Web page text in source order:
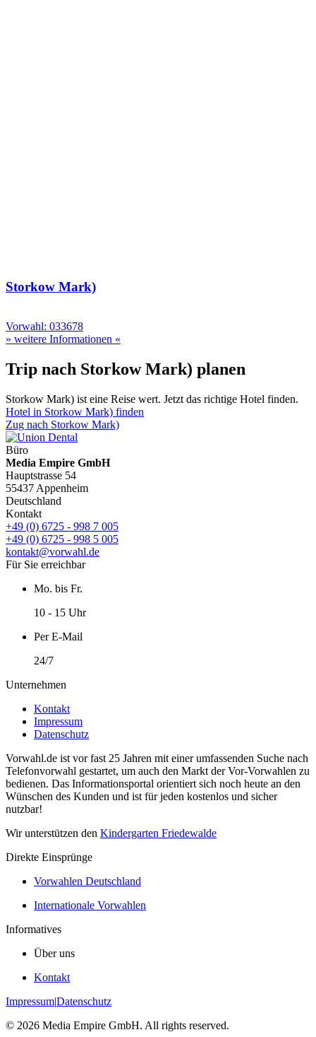
Storkow Mark)
Vorwahl: 033678
» weitere Informationen «
Trip nach Storkow Mark) planen
Storkow Mark) ist eine Reise wert. Jetzt das richtige Hotel finden.
Hotel in Storkow Mark) finden
Zug nach Storkow Mark)
Büro
Media Empire GmbH
Hauptstrasse 54
55437 Appenheim
Deutschland
Kontakt
+49 (0) 6725 - 998 7 005
+49 (0) 6725 - 998 5 005
kontakt@vorwahl.de
Für Sie erreichbar
Mo. bis Fr.
10 - 15 Uhr
Per E-Mail
24/7
Unternehmen
Kontakt
Impressum
Datenschutz
Vorwahl.de ist vor fast 25 Jahren mit einer umfassenden Suche nach
Telefonvorwahl gestartet, um auch den Markt der Vor-Vorwahlen zu
bedienen. Das Informationsportal orientiert sich noch heute an den
Wünschen des Kunden und ist für jeden kostenlos und sicher
nutzbar!
Wir unterstützen den Kindergarten Friedewalde
Direkte Einsprünge
Vorwahlen Deutschland
Internationale Vorwahlen
Informatives
Über uns
Kontakt
Impressum|Datenschutz
© 2026 Media Empire GmbH. All rights reserved.